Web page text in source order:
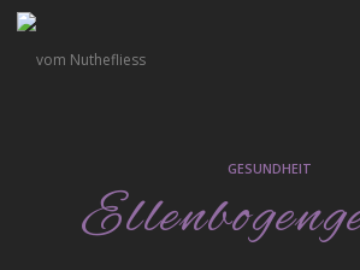
GESUNDHEIT